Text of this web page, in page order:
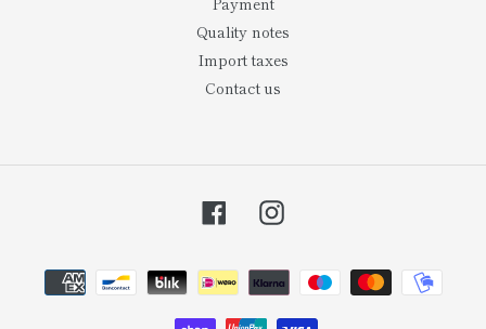
Quality notes
Import taxes
Contact us
FacebookInstagram
Payment
methods